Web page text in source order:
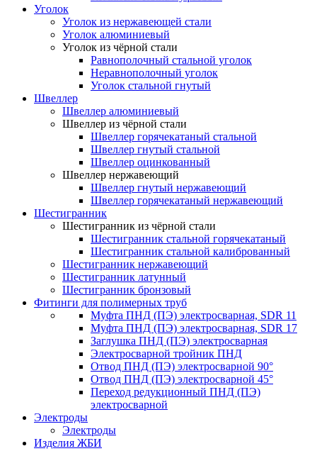
Уголок
Уголок из нержавеющей стали
Уголок алюминиевый
Уголок из чёрной стали
Равнополочный стальной уголок
Неравнополочный уголок
Уголок стальной гнутый
Швеллер
Швеллер алюминиевый
Швеллер из чёрной стали
Швеллер горячекатаный стальной
Швеллер гнутый стальной
Швеллер оцинкованный
Швеллер нержавеющий
Швеллер гнутый нержавеющий
Швеллер горячекатаный нержавеющий
Шестигранник
Шестигранник из чёрной стали
Шестигранник стальной горячекатаный
Шестигранник стальной калиброванный
Шестигранник нержавеющий
Шестигранник латунный
Шестигранник бронзовый
Фитинги для полимерных труб
Муфта ПНД (ПЭ) электросварная, SDR 11
Муфта ПНД (ПЭ) электросварная, SDR 17
Заглушка ПНД (ПЭ) электросварная
Электросварной тройник ПНД
Отвод ПНД (ПЭ) электросварной 90°
Отвод ПНД (ПЭ) электросварной 45°
Переход редукционный ПНД (ПЭ)
электросварной
Электроды
Электроды
Изделия ЖБИ